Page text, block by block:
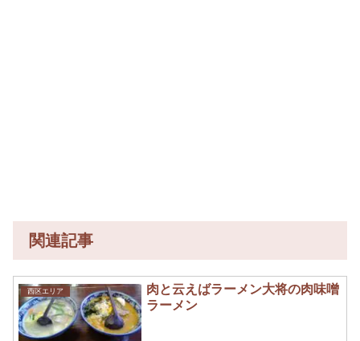
関連記事
西区エリア
肉と云えばラーメン大将の肉味噌
ラーメン